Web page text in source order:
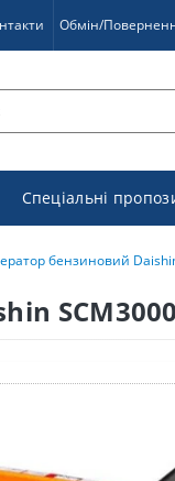
Обмін/
Спеціальні
бензиновий